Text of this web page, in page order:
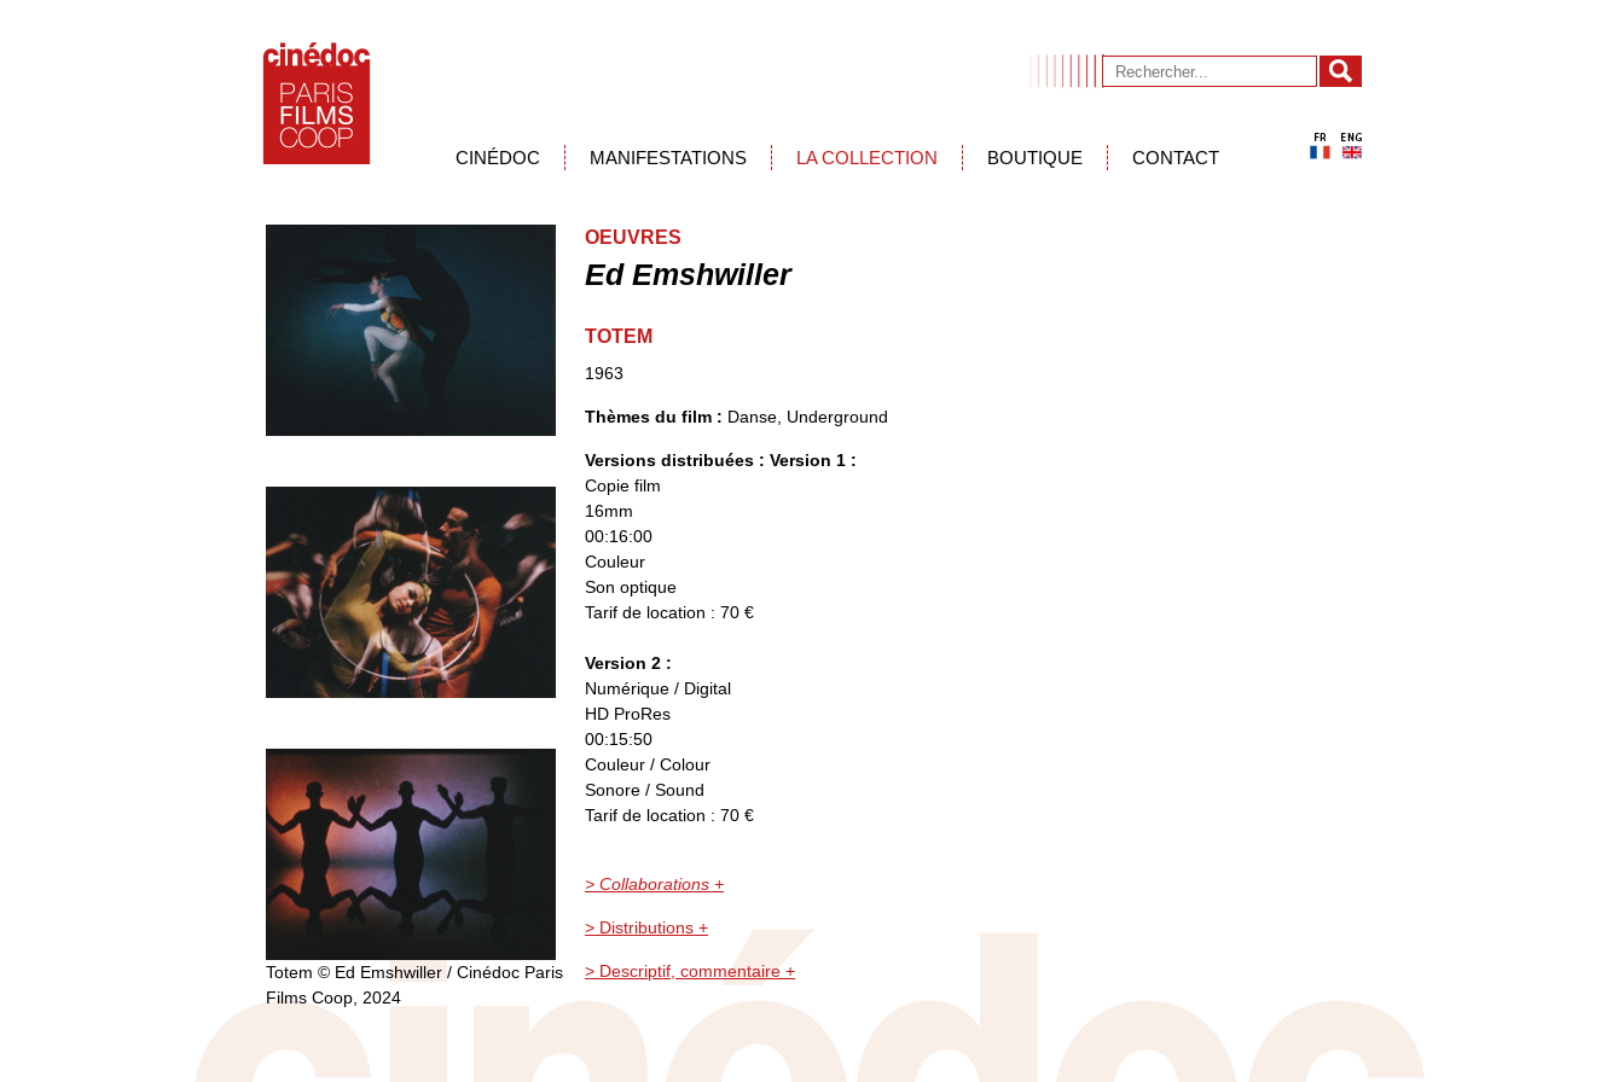
CINÉDOC MANIFESTATIONS LA COLLECTION BOUTIQUE CONTACT
Totem © Ed Emshwiller / Cinédoc Paris
Films Coop, 2024
OEUVRES
Ed Emshwiller
TOTEM
1963
Thèmes du film : Danse, Underground
Versions distribuées : Version 1 :
Copie film
16mm
00:16:00
Couleur
Son optique
Tarif de location : 70 €
Version 2 :
Numérique / Digital
HD ProRes
00:15:50
Couleur / Colour
Sonore / Sound
Tarif de location : 70 €
> Collaborations +
> Distributions +
> Descriptif, commentaire +